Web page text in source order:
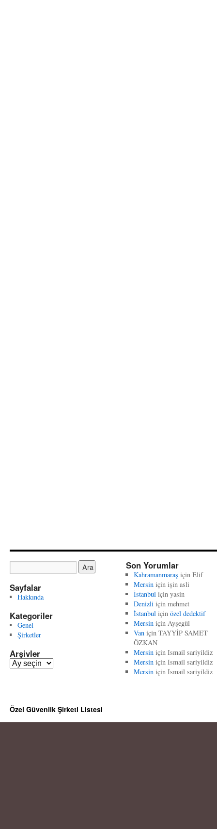
Sayfalar
Hakkında
Kategoriler
Genel
Şirketler
Arşivler
A
l
e
Son Yorumlar
Kahramanmaraş için Elif
Mersiniçin işin asli
İstanbuliçin yasin
Denizliiçin mehmet
İstanbuliçin özel dedektif
Mersiniçin Ayşegül
Vaniçin TAYYİP SAMET
ÖZKAN
Mersiniçin Ismail sariyildiz
Mersiniçin Ismail sariyildiz
Mersiniçin Ismail sariyildiz
Özel Güvenlik Şirketi Listesi